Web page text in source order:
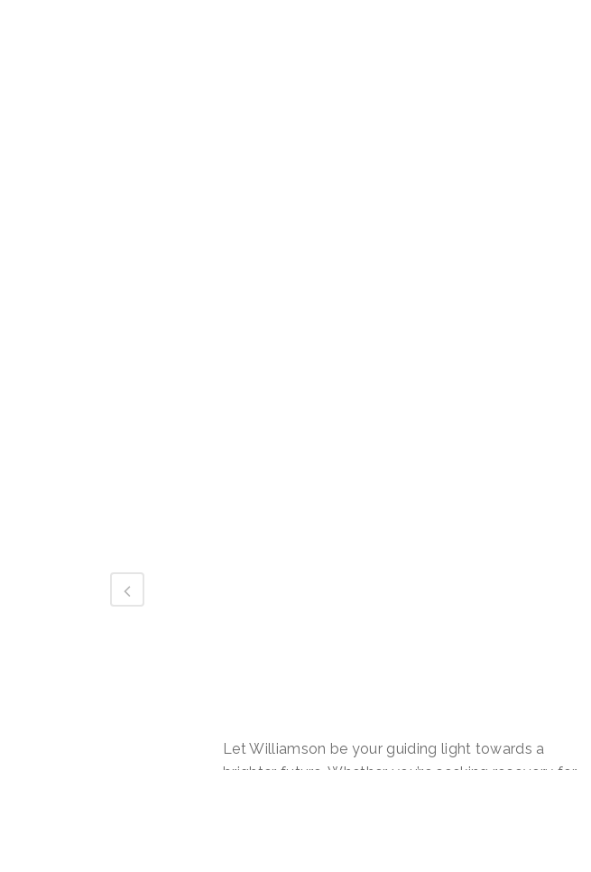
Let Williamson be your guiding light towards a
brighter future. Whether you’re seeking recovery for